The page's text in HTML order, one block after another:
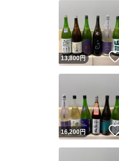
13,800円
16,200円